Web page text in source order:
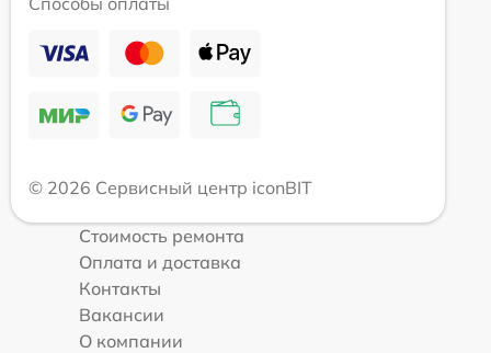
© 2026 Сервисный центр iconBIT
Стоимость ремонта
Оплата и доставка
Контакты
Вакансии
О компании